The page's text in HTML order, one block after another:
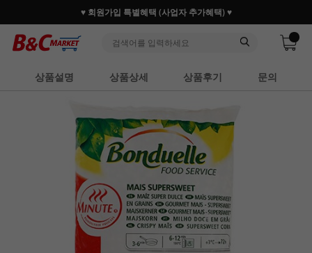
♥ 회원가입 특별혜택 (사업자 추가혜택) ♥
상품설명 상품상세 상품후기 문의